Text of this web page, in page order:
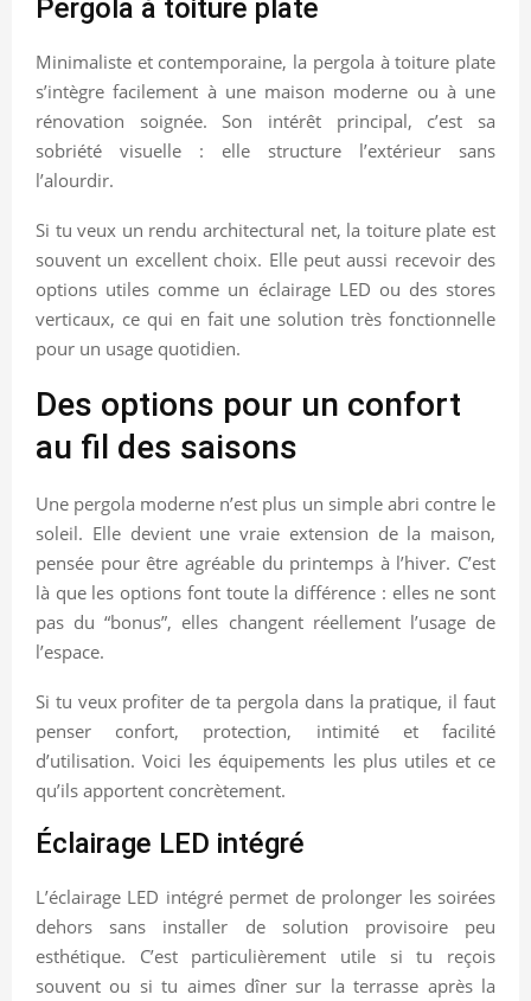
Pergola à toiture plate
Minimaliste et contemporaine, la pergola à toiture plate
s’intègre facilement à une maison moderne ou à une
rénovation soignée. Son intérêt principal, c’est sa
sobriété visuelle : elle structure l’extérieur sans
l’alourdir.
Si tu veux un rendu architectural net, la toiture plate est
souvent un excellent choix. Elle peut aussi recevoir des
options utiles comme un éclairage LED ou des stores
verticaux, ce qui en fait une solution très fonctionnelle
pour un usage quotidien.
Des options pour un confort
au fil des saisons
Une pergola moderne n’est plus un simple abri contre le
soleil. Elle devient une vraie extension de la maison,
pensée pour être agréable du printemps à l’hiver. C’est
là que les options font toute la différence : elles ne sont
pas du “bonus”, elles changent réellement l’usage de
l’espace.
Si tu veux profiter de ta pergola dans la pratique, il faut
penser confort, protection, intimité et facilité
d’utilisation. Voici les équipements les plus utiles et ce
qu’ils apportent concrètement.
Éclairage LED intégré
L’éclairage LED intégré permet de prolonger les soirées
dehors sans installer de solution provisoire peu
esthétique. C’est particulièrement utile si tu reçois
souvent ou si tu aimes dîner sur la terrasse après la